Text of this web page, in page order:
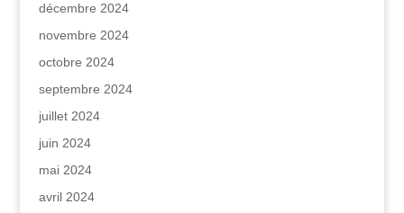
décembre 2024
novembre 2024
octobre 2024
septembre 2024
juillet 2024
juin 2024
mai 2024
avril 2024